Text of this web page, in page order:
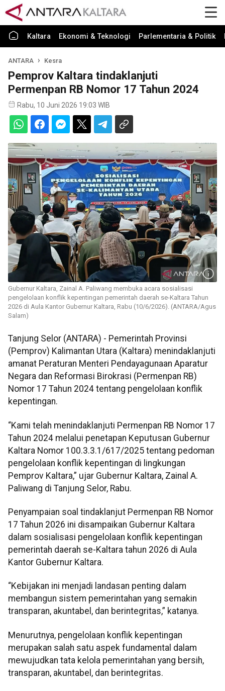
Kaltara Ekonomi & Teknologi Parlementaria & Politik
ANTARA Kesra
Pemprov Kaltara tindaklanjuti
Permenpan RB Nomor 17 Tahun 2024
Rabu, 10 Juni 2026 19:03 WIB
Gubernur Kaltara, Zainal A. Paliwang membuka acara sosialisasi
pengelolaan konflik kepentingan pemerintah daerah se-Kaltara Tahun
2026 di Aula Kantor Gubernur Kaltara, Rabu (10/6/2026). (ANTARA/Agus
Salam)
Tanjung Selor (ANTARA) - Pemerintah Provinsi
(Pemprov) Kalimantan Utara (Kaltara) menindaklanjuti
amanat Peraturan Menteri Pendayagunaan Aparatur
Negara dan Reformasi Birokrasi (Permenpan RB)
Nomor 17 Tahun 2024 tentang pengelolaan konflik
kepentingan.
“Kami telah menindaklanjuti Permenpan RB Nomor 17
Tahun 2024 melalui penetapan Keputusan Gubernur
Kaltara Nomor 100.3.3.1/617/2025 tentang pedoman
pengelolaan konflik kepentingan di lingkungan
Pemprov Kaltara,” ujar Gubernur Kaltara, Zainal A.
Paliwang di Tanjung Selor, Rabu.
Penyampaian soal tindaklanjut Permenpan RB Nomor
17 Tahun 2026 ini disampaikan Gubernur Kaltara
dalam sosialisasi pengelolaan konflik kepentingan
pemerintah daerah se-Kaltara tahun 2026 di Aula
Kantor Gubernur Kaltara.
“Kebijakan ini menjadi landasan penting dalam
membangun sistem pemerintahan yang semakin
transparan, akuntabel, dan berintegritas,” katanya.
Menurutnya, pengelolaan konflik kepentingan
merupakan salah satu aspek fundamental dalam
mewujudkan tata kelola pemerintahan yang bersih,
transparan, akuntabel, dan berintegritas.